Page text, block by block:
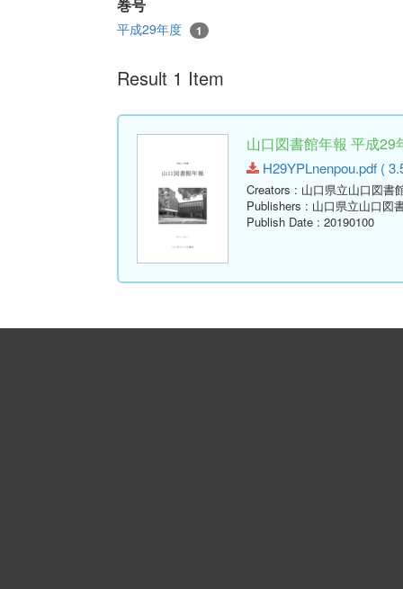
巻号
平成29年度 1
Result 1 Item
山口図書館年報 平成29
H29YPLnenpou.pdf (
Creators : 山口県立山口図書
Publishers : 山口県立山口図
Publish Date : 20190100